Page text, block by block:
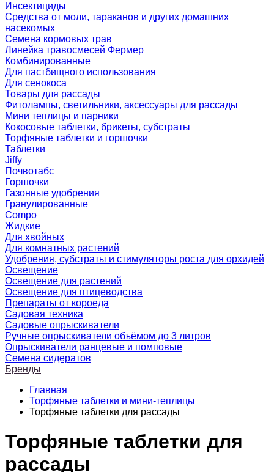
Инсектициды
Средства от моли, тараканов и других домашних
насекомых
Семена кормовых трав
Линейка травосмесей Фермер
Комбинированные
Для пастбищного использования
Для сенокоса
Товары для рассады
Фитолампы, светильники, аксессуары для рассады
Мини теплицы и парники
Кокосовые таблетки, брикеты, субстраты
Торфяные таблетки и горшочки
Таблетки
Jiffy
Почвотабс
Горшочки
Газонные удобрения
Гранулированные
Compo
Жидкие
Для хвойных
Для комнатных растений
Удобрения, субстраты и стимуляторы роста для орхидей
Освещение
Освещение для растений
Освещение для птицеводства
Препараты от короеда
Садовая техника
Садовые опрыскиватели
Ручные опрыскиватели объёмом до 3 литров
Опрыскиватели ранцевые и помповые
Семена сидератов
Бренды
Главная
Торфяные таблетки и мини-теплицы
Торфяные таблетки для рассады
Торфяные таблетки для
рассады